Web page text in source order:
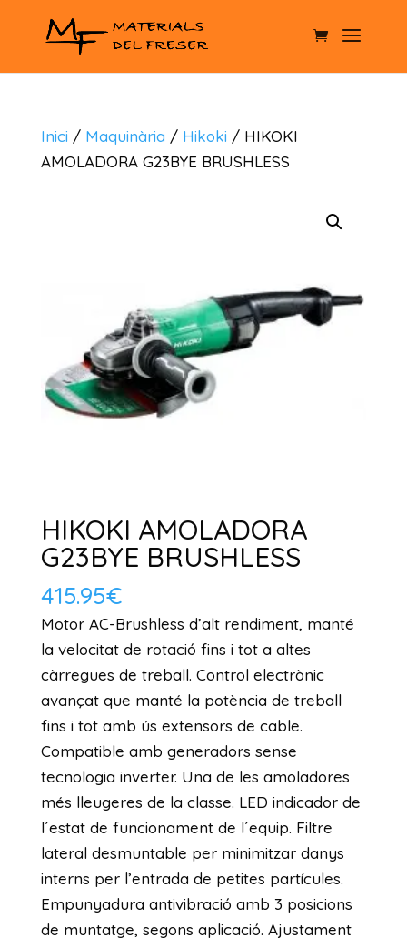
Inici / Maquinària / Hikoki / HIKOKI
AMOLADORA G23BYE BRUSHLESS
HIKOKI AMOLADORA
G23BYE BRUSHLESS
415.95€
Motor AC-Brushless d’alt rendiment, manté
la velocitat de rotació fins i tot a altes
càrregues de treball. Control electrònic
avançat que manté la potència de treball
fins i tot amb ús extensors de cable.
Compatible amb generadors sense
tecnologia inverter. Una de les amoladores
més lleugeres de la classe. LED indicador de
l´estat de funcionament de l´equip. Filtre
lateral desmuntable per minimitzar danys
interns per l’entrada de petites partícules.
Empunyadura antivibració amb 3 posicions
de muntatge, segons aplicació. Ajustament